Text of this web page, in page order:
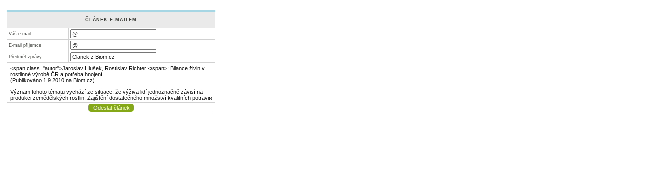
ČLÁNEK E-MAILEM
Váš e-mail
E-mail příjemce
Předmět zprávy